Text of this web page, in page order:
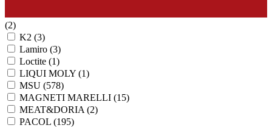
(2)
K2 (3)
Lamiro (3)
Loctite (1)
LIQUI MOLY (1)
MSU (578)
MAGNETI MARELLI (15)
MEAT&DORIA (2)
PACOL (195)